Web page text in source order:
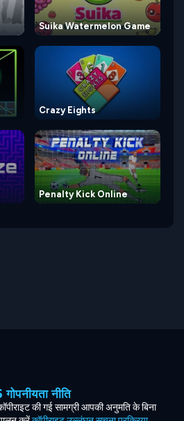
Suika Watermelon Game
Crazy Eights
Penalty Kick Online
नीति
की गई सामग्री आपकी अनुमति के बिना